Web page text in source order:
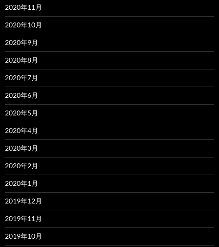
2020年11月
2020年10月
2020年9月
2020年8月
2020年7月
2020年6月
2020年5月
2020年4月
2020年3月
2020年2月
2020年1月
2019年12月
2019年11月
2019年10月